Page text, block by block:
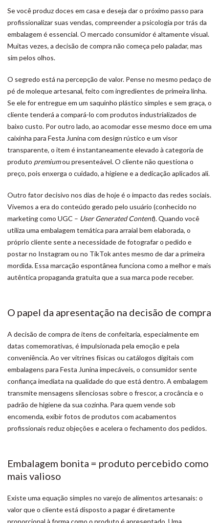
Se você produz doces em casa e deseja dar o próximo passo para
profissionalizar suas vendas, compreender a psicologia por trás da
embalagem é essencial. O mercado consumidor é altamente visual.
Muitas vezes, a decisão de compra não começa pelo paladar, mas
sim pelos olhos.
O segredo está na percepção de valor. Pense no mesmo pedaço de
pé de moleque artesanal, feito com ingredientes de primeira linha.
Se ele for entregue em um saquinho plástico simples e sem graça, o
cliente tenderá a compará-lo com produtos industrializados de
baixo custo. Por outro lado, ao acomodar esse mesmo doce em uma
caixinha para Festa Junina com design rústico e um visor
transparente, o item é instantaneamente elevado à categoria de
produto premiumou presenteável. O cliente não questiona o
preço, pois enxerga o cuidado, a higiene e a dedicação aplicados ali.
Outro fator decisivo nos dias de hoje é o impacto das redes sociais.
Vivemos a era do conteúdo gerado pelo usuário (conhecido no
marketing como UGC – User Generated Content). Quando você
utiliza uma embalagem temática para arraial bem elaborada, o
próprio cliente sente a necessidade de fotografar o pedido e
postar no Instagram ou no TikTok antes mesmo de dar a primeira
mordida. Essa marcação espontânea funciona como a melhor e mais
autêntica propaganda gratuita que a sua marca pode receber.
O papel da apresentação na decisão de compra
A decisão de compra de itens de confeitaria, especialmente em
datas comemorativas, é impulsionada pela emoção e pela
conveniência. Ao ver vitrines físicas ou catálogos digitais com
embalagens para Festa Junina impecáveis, o consumidor sente
confiança imediata na qualidade do que está dentro. A embalagem
transmite mensagens silenciosas sobre o frescor, a crocância e o
padrão de higiene da sua cozinha. Para quem vende sob
encomenda, exibir fotos de produtos com acabamentos
profissionais reduz objeções e acelera o fechamento dos pedidos.
Embalagem bonita = produto percebido como
mais valioso
Existe uma equação simples no varejo de alimentos artesanais: o
valor que o cliente está disposto a pagar é diretamente
proporcional à forma como o produto é apresentado. Uma